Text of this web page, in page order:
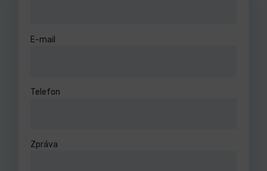
E-mail
Telefon
Zpráva